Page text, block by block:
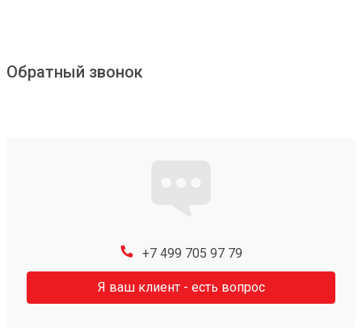
Обратный звонок
+7 499 705 97 79
Я ваш клиент - есть вопрос